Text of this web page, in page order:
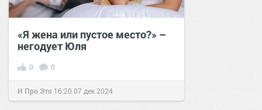
«Я жена или пустое место?» –
негодует Юля
0 0
И Про Это 16:20 07 дек 2024